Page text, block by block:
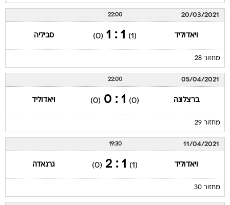
20/03/2021
22:00
ויאדוליד (1)
1 : 1
(0) סביליה
מחזור 28
05/04/2021
22:00
ברצלונה (0)
1 : 0
(0) ויאדוליד
מחזור 29
11/04/2021
19:30
ויאדוליד (1)
1 : 2
(0) גרנאדה
מחזור 30